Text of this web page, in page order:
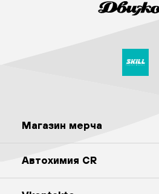
Магазин мерча
Автохимия CR